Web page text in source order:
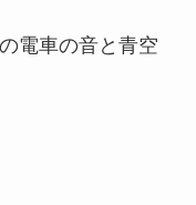
電車の音と青空